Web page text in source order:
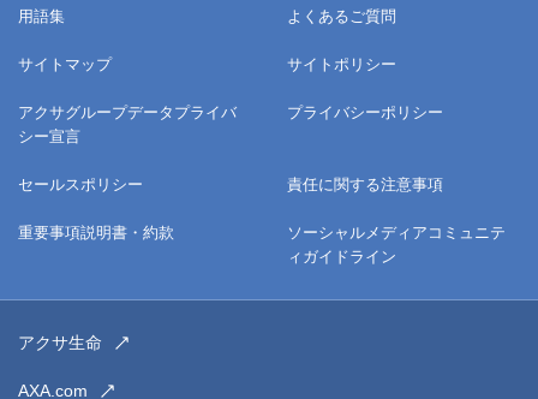
用語集 よくあるご質問
サイトマップ サイトポリシー
アクサグループデータプライバ
シー宣言
プライバシーポリシー
セールスポリシー 責任に関する注意事項
重要事項説明書・約款
ソーシャルメディアコミュニテ
ィガイドライン
アクサ生命
AXA.com